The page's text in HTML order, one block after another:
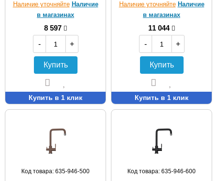
Наличие уточняйте Наличие
в магазинах
8 597
-
+
Купить
Купить в 1 клик
Наличие уточняйте Наличие
в магазинах
11 044
-
+
Купить
Купить в 1 клик
Код товара: 635-946-500 Код товара: 635-946-600